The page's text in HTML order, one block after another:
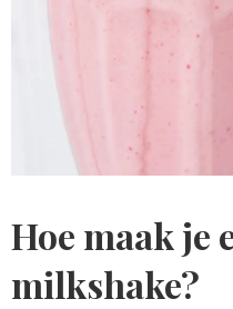
Hoe maak je
milkshake?